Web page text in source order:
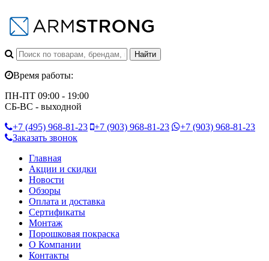
Время работы:
ПН-ПТ 09:00 - 19:00
СБ-ВС - выходной
+7 (495) 968-81-23 +7 (903) 968-81-23 +7 (903) 968-81-23
Заказать звонок
Главная
Акции и скидки
Новости
Обзоры
Оплата и доставка
Сертификаты
Монтаж
Порошковая покраска
О Компании
Контакты